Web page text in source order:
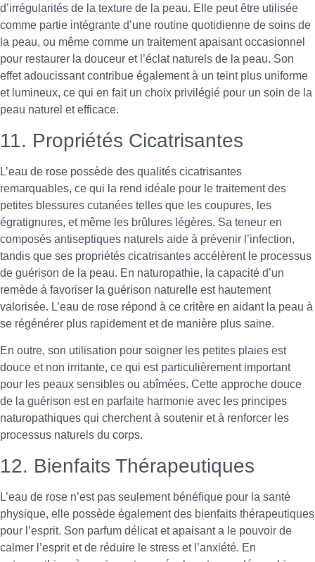
d’irrégularités de la texture de la peau. Elle peut être utilisée
comme partie intégrante d’une routine quotidienne de soins de
la peau, ou même comme un traitement apaisant occasionnel
pour restaurer la douceur et l’éclat naturels de la peau. Son
effet adoucissant contribue également à un teint plus uniforme
et lumineux, ce qui en fait un choix privilégié pour un soin de la
peau naturel et efficace.
11. Propriétés Cicatrisantes
L’eau de rose possède des qualités cicatrisantes
remarquables, ce qui la rend idéale pour le traitement des
petites blessures cutanées telles que les coupures, les
égratignures, et même les brûlures légères. Sa teneur en
composés antiseptiques naturels aide à prévenir l’infection,
tandis que ses propriétés cicatrisantes accélèrent le processus
de guérison de la peau. En naturopathie, la capacité d’un
remède à favoriser la guérison naturelle est hautement
valorisée. L’eau de rose répond à ce critère en aidant la peau à
se régénérer plus rapidement et de manière plus saine.
En outre, son utilisation pour soigner les petites plaies est
douce et non irritante, ce qui est particulièrement important
pour les peaux sensibles ou abîmées. Cette approche douce
de la guérison est en parfaite harmonie avec les principes
naturopathiques qui cherchent à soutenir et à renforcer les
processus naturels du corps.
12. Bienfaits Thérapeutiques
L’eau de rose n’est pas seulement bénéfique pour la santé
physique, elle possède également des bienfaits thérapeutiques
pour l’esprit. Son parfum délicat et apaisant a le pouvoir de
calmer l’esprit et de réduire le stress et l’anxiété. En